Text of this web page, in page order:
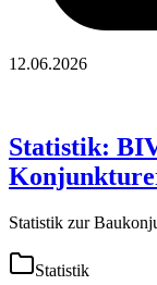
12.06.2026
Statistik:
Statistik zur
Statistik